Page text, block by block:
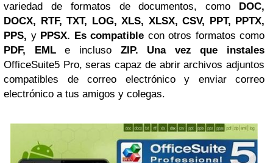
variedad de formatos de documentos, como
DOC,
DOCX, RTF, TXT, LOG, XLS, XLSX, CSV, PPT, PPTX,
PPS, yPPSX. Es compatible con otros formatos como
PDF, EMLe inclusoZIP. Una vez que instales
OfficeSuite5 Pro, seras capaz de abrir archivos adjuntos
compatibles de correo electrónico y enviar correo
electrónico a tus amigos y colegas.